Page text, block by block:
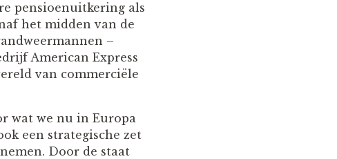
pensioenuitkering als
het midden van de
–
American Express
van commerciële
wat we nu in Europa
een strategische zet
Door de staat